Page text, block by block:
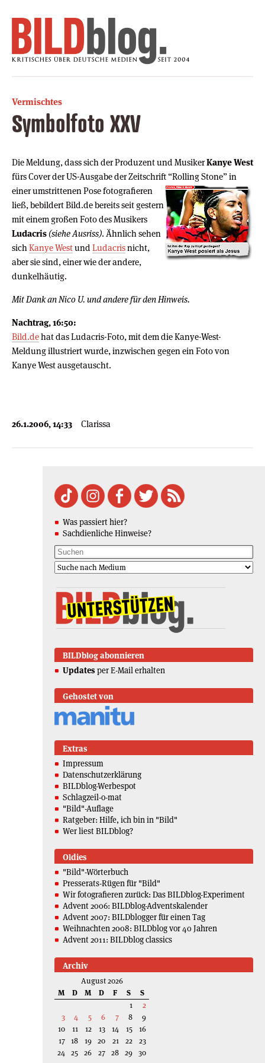
Vermischtes
Symbolfoto XXV
Die Meldung, dass sich der Produzent und MusikerKanye West
fürs Cover der US-Ausgabe der Zeitschrift “Rolling Stone” in
einerumstrittenen Pose fotografieren
ließ, bebildert Bild.de bereits seit gestern
mit einem großen Foto des Musikers
Ludacris (siehe Ausriss). Ähnlich sehen
sich Kanye Westund Ludacrisnicht,
aber sie sind, einer wie der andere,
dunkelhäutig.
Mit Dank an Nico U. und andere für den Hinweis.
Nachtrag, 16:50:
Bild.dehat das Ludacris-Foto, mit dem die Kanye-West-
Meldung illustriert wurde, inzwischen gegen ein Foto von
Kanye West ausgetauscht.
26.1.2006, 14:33 Clarissa
Was passiert hier?
Sachdienliche Hinweise?
BILDblog abonnieren
Updates per E-Mail erhalten
Gehostet von
Extras
Impressum
Datenschutzerklärung
BILDblog-Werbespot
Schlagzeil-o-mat
"Bild"-Auflage
Ratgeber: Hilfe, ich bin in "Bild"
Wer liest BILDblog?
Oldies
"Bild"-Wörterbuch
Presserats-Rügen für "Bild"
Wir fotografieren zurück: Das BILDblog-Experiment
Advent 2006: BILDblog-Adventskalender
Advent 2007: BILDblogger für einen Tag
Weihnachten 2008: BILDblog vor 40 Jahren
Advent 2011: BILDblog classics
Archiv
August 2026
M
D M D F S
S
1
2
3
4 5 6 7 8
9
10
11 12 13 14 15
16
17 18 19 20 21 22
23
24 25 26 27 28 29 30